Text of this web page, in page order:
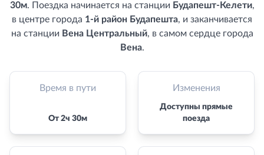
30м. Поездка начинается на станции Будапешт-Келети,
в центре города 1-й район Будапешта, и заканчивается
на станции Вена Центральный, в самом сердце города
Вена.
Время в пути
От 2ч 30м
Изменения
Доступны прямые
поезда